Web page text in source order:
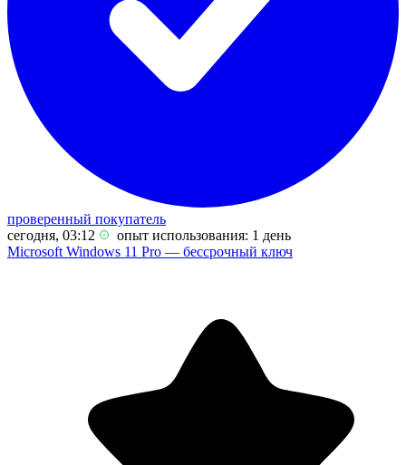
проверенный покупатель
сегодня, 03:12
опыт использования: 1 день
Microsoft Windows 11 Pro — бессрочный ключ